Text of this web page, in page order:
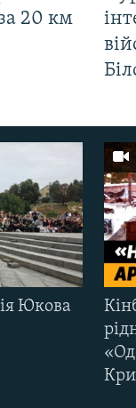
20 км
Юкова